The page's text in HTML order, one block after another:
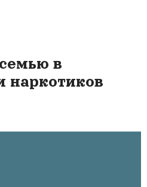
в
наркотиков